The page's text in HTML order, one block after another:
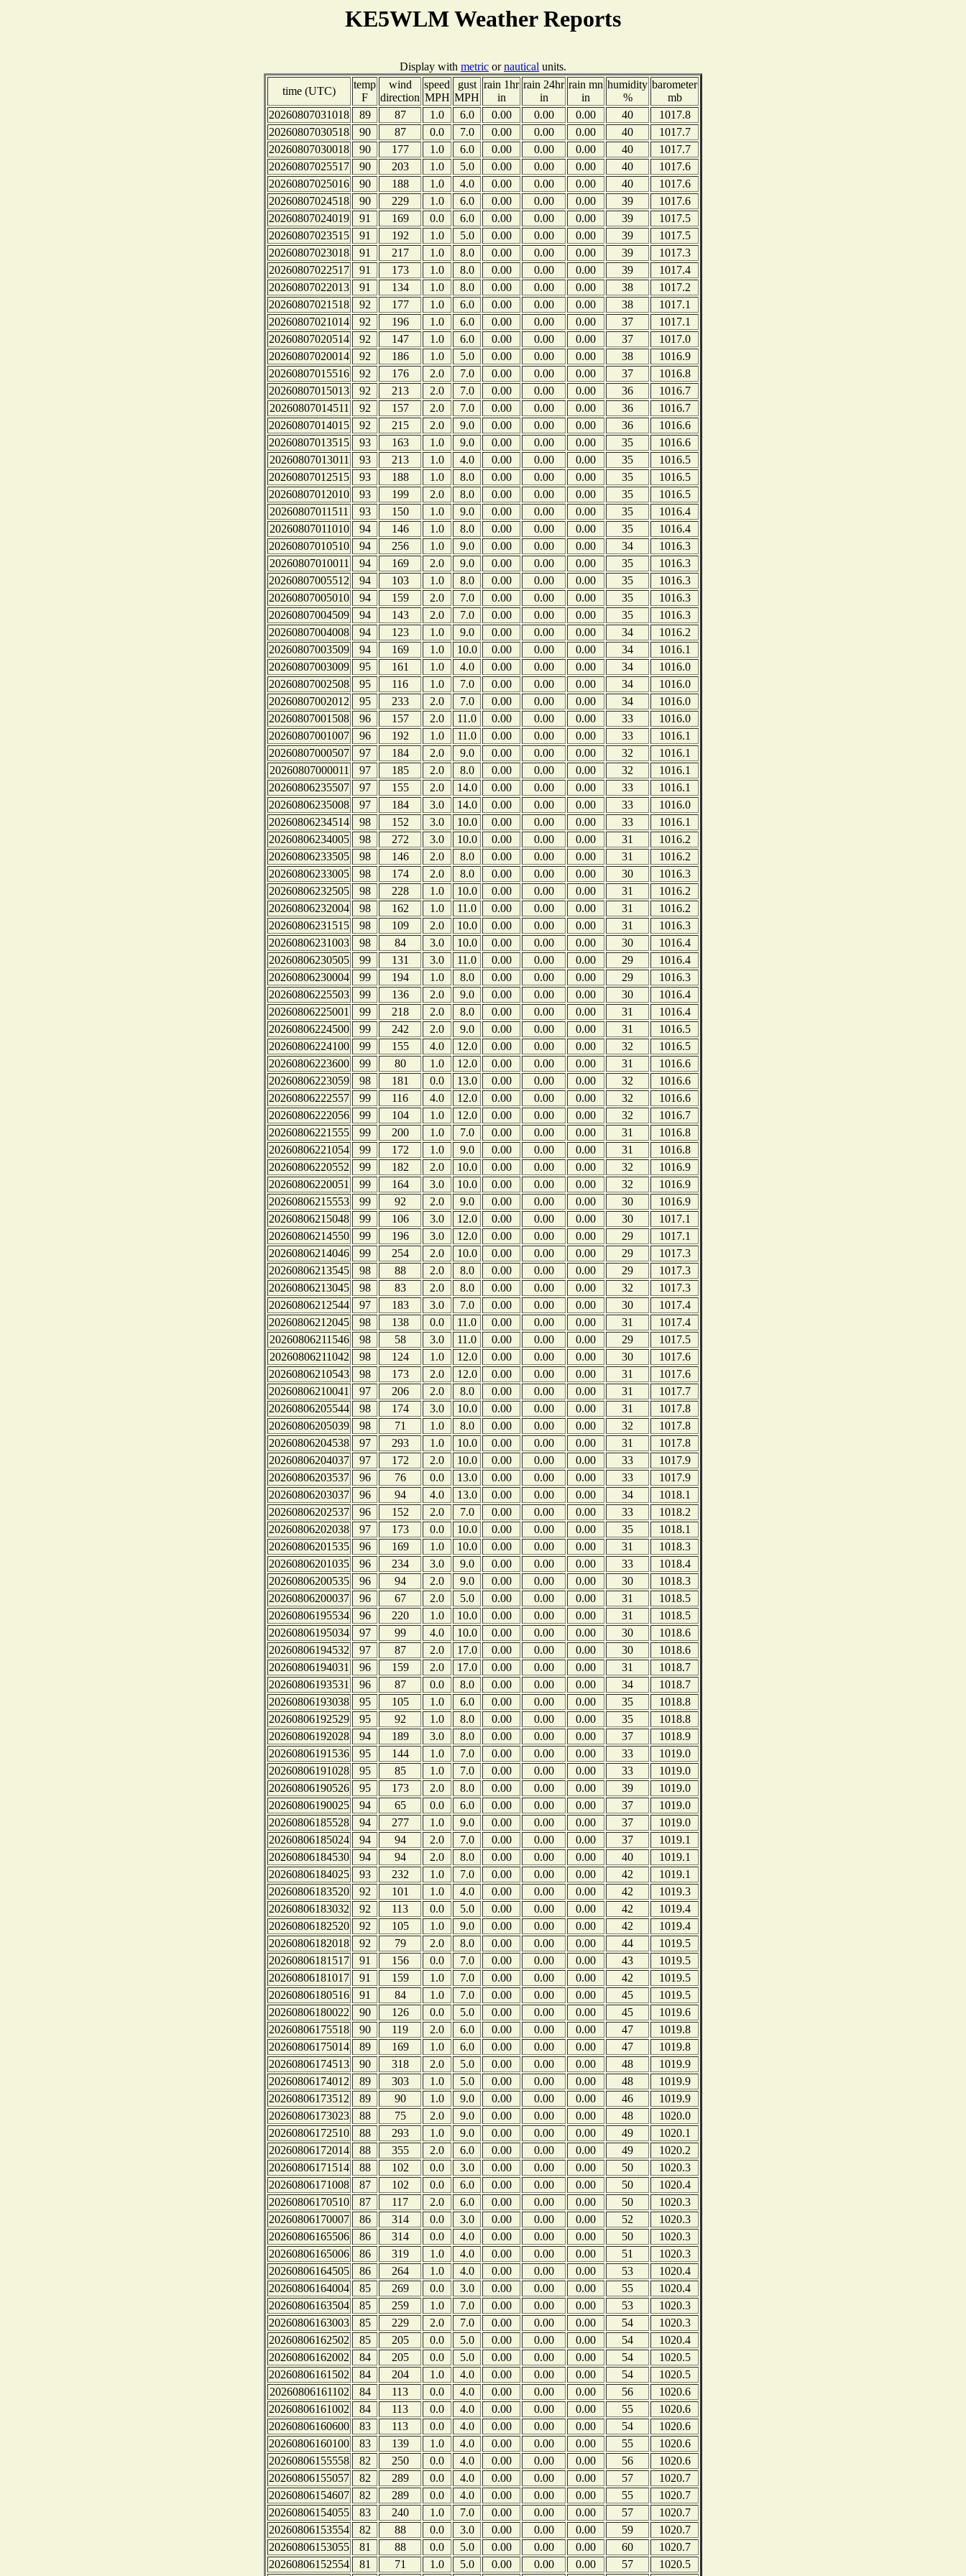
KE5WLM Weather Reports
Display with metric ornautical units.
time (UTC)
temp
F
wind
direction
speed
MPH
gust
MPH
rain 1hr
in
rain 24hr
in
rain mn
in
humidity
%
barometer
mb
20260807031018
89 87 1.0 6.0 0.00 0.00 0.00 40
1017.8
20260807030518
90 87 0.0 7.0 0.00 0.00 0.00 40
1017.7
20260807030018
90 177 1.0 6.0 0.00 0.00 0.00 40
1017.7
20260807025517
90 203 1.0 5.0 0.00 0.00 0.00 40
1017.6
20260807025016
90 188 1.0 4.0 0.00 0.00 0.00 40
1017.6
20260807024518
90 229 1.0 6.0 0.00 0.00 0.00 39
1017.6
20260807024019
91 169 0.0 6.0 0.00 0.00 0.00 39
1017.5
20260807023515
91 192 1.0 5.0 0.00 0.00 0.00 39
1017.5
20260807023018
91 217 1.0 8.0 0.00 0.00 0.00 39
1017.3
20260807022517
91 173 1.0 8.0 0.00 0.00 0.00 39
1017.4
20260807022013
91 134 1.0 8.0 0.00 0.00 0.00 38
1017.2
20260807021518
92 177 1.0 6.0 0.00 0.00 0.00 38
1017.1
20260807021014
92 196 1.0 6.0 0.00 0.00 0.00 37
1017.1
20260807020514
92 147 1.0 6.0 0.00 0.00 0.00 37
1017.0
20260807020014
92 186 1.0 5.0 0.00 0.00 0.00 38
1016.9
20260807015516
92 176 2.0 7.0 0.00 0.00 0.00 37
1016.8
20260807015013
92 213 2.0 7.0 0.00 0.00 0.00 36
1016.7
20260807014511
92 157 2.0 7.0 0.00 0.00 0.00 36
1016.7
20260807014015
92 215 2.0 9.0 0.00 0.00 0.00 36
1016.6
20260807013515
93 163 1.0 9.0 0.00 0.00 0.00 35
1016.6
20260807013011
93 213 1.0 4.0 0.00 0.00 0.00 35
1016.5
20260807012515
93 188 1.0 8.0 0.00 0.00 0.00 35
1016.5
20260807012010
93 199 2.0 8.0 0.00 0.00 0.00 35
1016.5
20260807011511
93 150 1.0 9.0 0.00 0.00 0.00 35
1016.4
20260807011010
94 146 1.0 8.0 0.00 0.00 0.00 35
1016.4
20260807010510
94 256 1.0 9.0 0.00 0.00 0.00 34
1016.3
20260807010011
94 169 2.0 9.0 0.00 0.00 0.00 35
1016.3
20260807005512
94 103 1.0 8.0 0.00 0.00 0.00 35
1016.3
20260807005010
94 159 2.0 7.0 0.00 0.00 0.00 35
1016.3
20260807004509
94 143 2.0 7.0 0.00 0.00 0.00 35
1016.3
20260807004008
94 123 1.0 9.0 0.00 0.00 0.00 34
1016.2
20260807003509
94 169 1.0 10.0 0.00 0.00 0.00 34
1016.1
20260807003009
95 161 1.0 4.0 0.00 0.00 0.00 34
1016.0
20260807002508
95 116 1.0 7.0 0.00 0.00 0.00 34
1016.0
20260807002012
95 233 2.0 7.0 0.00 0.00 0.00 34
1016.0
20260807001508
96 157 2.0 11.0 0.00 0.00 0.00 33
1016.0
20260807001007
96 192 1.0 11.0 0.00 0.00 0.00 33
1016.1
20260807000507
97 184 2.0 9.0 0.00 0.00 0.00 32
1016.1
20260807000011
97 185 2.0 8.0 0.00 0.00 0.00 32
1016.1
20260806235507
97 155 2.0 14.0 0.00 0.00 0.00 33
1016.1
20260806235008
97 184 3.0 14.0 0.00 0.00 0.00 33
1016.0
20260806234514
98 152 3.0 10.0 0.00 0.00 0.00 33
1016.1
20260806234005
98 272 3.0 10.0 0.00 0.00 0.00 31
1016.2
20260806233505
98 146 2.0 8.0 0.00 0.00 0.00 31
1016.2
20260806233005
98 174 2.0 8.0 0.00 0.00 0.00 30
1016.3
20260806232505
98 228 1.0 10.0 0.00 0.00 0.00 31
1016.2
20260806232004
98 162 1.0 11.0 0.00 0.00 0.00 31
1016.2
20260806231515
98 109 2.0 10.0 0.00 0.00 0.00 31
1016.3
20260806231003
98 84 3.0 10.0 0.00 0.00 0.00 30
1016.4
20260806230505
99 131 3.0 11.0 0.00 0.00 0.00 29
1016.4
20260806230004
99 194 1.0 8.0 0.00 0.00 0.00 29
1016.3
20260806225503
99 136 2.0 9.0 0.00 0.00 0.00 30
1016.4
20260806225001
99 218 2.0 8.0 0.00 0.00 0.00 31
1016.4
20260806224500
99 242 2.0 9.0 0.00 0.00 0.00 31
1016.5
20260806224100
99 155 4.0 12.0 0.00 0.00 0.00 32
1016.5
20260806223600
99 80 1.0 12.0 0.00 0.00 0.00 31
1016.6
20260806223059
98 181 0.0 13.0 0.00 0.00 0.00 32
1016.6
20260806222557
99 116 4.0 12.0 0.00 0.00 0.00 32
1016.6
20260806222056
99 104 1.0 12.0 0.00 0.00 0.00 32
1016.7
20260806221555
99 200 1.0 7.0 0.00 0.00 0.00 31
1016.8
20260806221054
99 172 1.0 9.0 0.00 0.00 0.00 31
1016.8
20260806220552
99 182 2.0 10.0 0.00 0.00 0.00 32
1016.9
20260806220051
99 164 3.0 10.0 0.00 0.00 0.00 32
1016.9
20260806215553
99 92 2.0 9.0 0.00 0.00 0.00 30
1016.9
20260806215048
99 106 3.0 12.0 0.00 0.00 0.00 30
1017.1
20260806214550
99 196 3.0 12.0 0.00 0.00 0.00 29
1017.1
20260806214046
99 254 2.0 10.0 0.00 0.00 0.00 29
1017.3
20260806213545
98 88 2.0 8.0 0.00 0.00 0.00 29
1017.3
20260806213045
98 83 2.0 8.0 0.00 0.00 0.00 32
1017.3
20260806212544
97 183 3.0 7.0 0.00 0.00 0.00 30
1017.4
20260806212045
98 138 0.0 11.0 0.00 0.00 0.00 31
1017.4
20260806211546
98 58 3.0 11.0 0.00 0.00 0.00 29
1017.5
20260806211042
98 124 1.0 12.0 0.00 0.00 0.00 30
1017.6
20260806210543
98 173 2.0 12.0 0.00 0.00 0.00 31
1017.6
20260806210041
97 206 2.0 8.0 0.00 0.00 0.00 31
1017.7
20260806205544
98 174 3.0 10.0 0.00 0.00 0.00 31
1017.8
20260806205039
98 71 1.0 8.0 0.00 0.00 0.00 32
1017.8
20260806204538
97 293 1.0 10.0 0.00 0.00 0.00 31
1017.8
20260806204037
97 172 2.0 10.0 0.00 0.00 0.00 33
1017.9
20260806203537
96 76 0.0 13.0 0.00 0.00 0.00 33
1017.9
20260806203037
96 94 4.0 13.0 0.00 0.00 0.00 34
1018.1
20260806202537
96 152 2.0 7.0 0.00 0.00 0.00 33
1018.2
20260806202038
97 173 0.0 10.0 0.00 0.00 0.00 35
1018.1
20260806201535
96 169 1.0 10.0 0.00 0.00 0.00 31
1018.3
20260806201035
96 234 3.0 9.0 0.00 0.00 0.00 33
1018.4
20260806200535
96 94 2.0 9.0 0.00 0.00 0.00 30
1018.3
20260806200037
96 67 2.0 5.0 0.00 0.00 0.00 31
1018.5
20260806195534
96 220 1.0 10.0 0.00 0.00 0.00 31
1018.5
20260806195034
97 99 4.0 10.0 0.00 0.00 0.00 30
1018.6
20260806194532
97 87 2.0 17.0 0.00 0.00 0.00 30
1018.6
20260806194031
96 159 2.0 17.0 0.00 0.00 0.00 31
1018.7
20260806193531
96 87 0.0 8.0 0.00 0.00 0.00 34
1018.7
20260806193038
95 105 1.0 6.0 0.00 0.00 0.00 35
1018.8
20260806192529
95 92 1.0 8.0 0.00 0.00 0.00 35
1018.8
20260806192028
94 189 3.0 8.0 0.00 0.00 0.00 37
1018.9
20260806191536
95 144 1.0 7.0 0.00 0.00 0.00 33
1019.0
20260806191028
95 85 1.0 7.0 0.00 0.00 0.00 33
1019.0
20260806190526
95 173 2.0 8.0 0.00 0.00 0.00 39
1019.0
20260806190025
94 65 0.0 6.0 0.00 0.00 0.00 37
1019.0
20260806185528
94 277 1.0 9.0 0.00 0.00 0.00 37
1019.0
20260806185024
94 94 2.0 7.0 0.00 0.00 0.00 37
1019.1
20260806184530
94 94 2.0 8.0 0.00 0.00 0.00 40
1019.1
20260806184025
93 232 1.0 7.0 0.00 0.00 0.00 42
1019.1
20260806183520
92 101 1.0 4.0 0.00 0.00 0.00 42
1019.3
20260806183032
92 113 0.0 5.0 0.00 0.00 0.00 42
1019.4
20260806182520
92 105 1.0 9.0 0.00 0.00 0.00 42
1019.4
20260806182018
92 79 2.0 8.0 0.00 0.00 0.00 44
1019.5
20260806181517
91 156 0.0 7.0 0.00 0.00 0.00 43
1019.5
20260806181017
91 159 1.0 7.0 0.00 0.00 0.00 42
1019.5
20260806180516
91 84 1.0 7.0 0.00 0.00 0.00 45
1019.5
20260806180022
90 126 0.0 5.0 0.00 0.00 0.00 45
1019.6
20260806175518
90 119 2.0 6.0 0.00 0.00 0.00 47
1019.8
20260806175014
89 169 1.0 6.0 0.00 0.00 0.00 47
1019.8
20260806174513
90 318 2.0 5.0 0.00 0.00 0.00 48
1019.9
20260806174012
89 303 1.0 5.0 0.00 0.00 0.00 48
1019.9
20260806173512
89 90 1.0 9.0 0.00 0.00 0.00 46
1019.9
20260806173023
88 75 2.0 9.0 0.00 0.00 0.00 48
1020.0
20260806172510
88 293 1.0 9.0 0.00 0.00 0.00 49
1020.1
20260806172014
88 355 2.0 6.0 0.00 0.00 0.00 49
1020.2
20260806171514
88 102 0.0 3.0 0.00 0.00 0.00 50
1020.3
20260806171008
87 102 0.0 6.0 0.00 0.00 0.00 50
1020.4
20260806170510
87 117 2.0 6.0 0.00 0.00 0.00 50
1020.3
20260806170007
86 314 0.0 3.0 0.00 0.00 0.00 52
1020.3
20260806165506
86 314 0.0 4.0 0.00 0.00 0.00 50
1020.3
20260806165006
86 319 1.0 4.0 0.00 0.00 0.00 51
1020.3
20260806164505
86 264 1.0 4.0 0.00 0.00 0.00 53
1020.4
20260806164004
85 269 0.0 3.0 0.00 0.00 0.00 55
1020.4
20260806163504
85 259 1.0 7.0 0.00 0.00 0.00 53
1020.3
20260806163003
85 229 2.0 7.0 0.00 0.00 0.00 54
1020.3
20260806162502
85 205 0.0 5.0 0.00 0.00 0.00 54
1020.4
20260806162002
84 205 0.0 5.0 0.00 0.00 0.00 54
1020.5
20260806161502
84 204 1.0 4.0 0.00 0.00 0.00 54
1020.5
20260806161102
84 113 0.0 4.0 0.00 0.00 0.00 56
1020.6
20260806161002
84 113 0.0 4.0 0.00 0.00 0.00 55
1020.6
20260806160600
83 113 0.0 4.0 0.00 0.00 0.00 54
1020.6
20260806160100
83 139 1.0 4.0 0.00 0.00 0.00 55
1020.6
20260806155558
82 250 0.0 4.0 0.00 0.00 0.00 56
1020.6
20260806155057
82 289 0.0 4.0 0.00 0.00 0.00 57
1020.7
20260806154607
82 289 0.0 4.0 0.00 0.00 0.00 55
1020.7
20260806154055
83 240 1.0 7.0 0.00 0.00 0.00 57
1020.7
20260806153554
82 88 0.0 3.0 0.00 0.00 0.00 59
1020.7
20260806153055
81 88 0.0 5.0 0.00 0.00 0.00 60
1020.7
20260806152554
81 71 1.0 5.0 0.00 0.00 0.00 57
1020.5